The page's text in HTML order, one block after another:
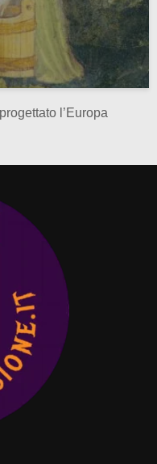
l’Europa